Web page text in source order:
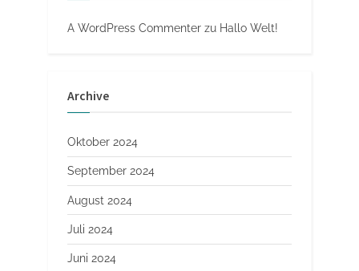
A WordPress Commenter zu Hallo Welt!
Archive
Oktober 2024
September 2024
August 2024
Juli 2024
Juni 2024